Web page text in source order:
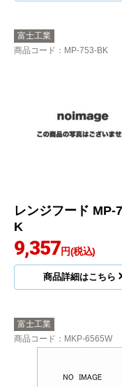
富士工業
商品コード ：MP-753-BK
レンジフード MP-
K
9,357円(税込)
商品詳細はこちら
富士工業
商品コード ：MKP-6565W